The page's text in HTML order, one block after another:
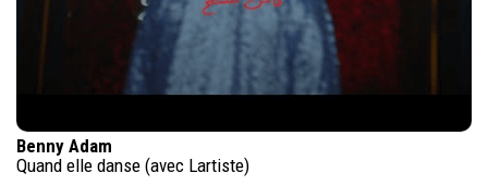
Benny Adam
Quand elle danse (avec Lartiste)